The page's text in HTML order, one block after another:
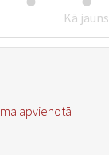
Kā jauns
apvienotā